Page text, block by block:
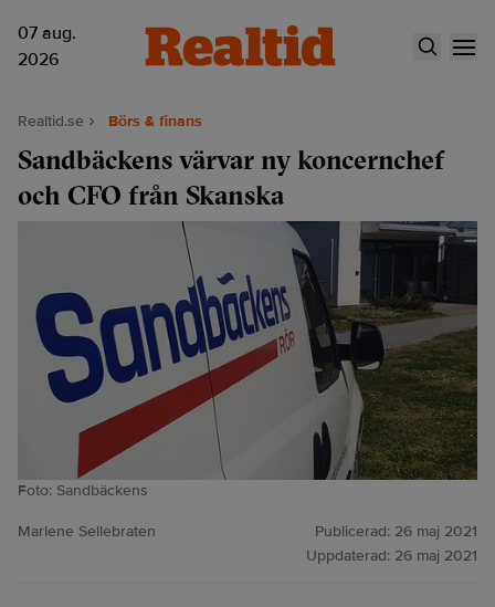
07 aug.
2026
Realtid.se Börs & finans
Sandbäckens värvar ny koncernchef
och CFO från Skanska
Foto: Sandbäckens
Marlene Sellebraten Publicerad: 26 maj 2021
Uppdaterad: 26 maj 2021